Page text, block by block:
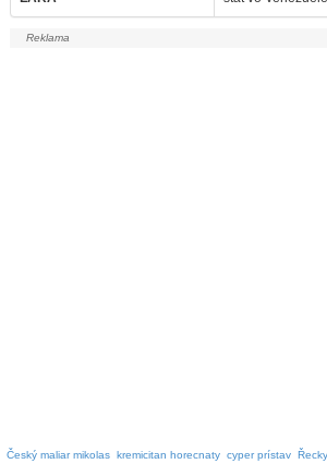
Český maliar mikolas kremicitan horecnaty cyper prístav